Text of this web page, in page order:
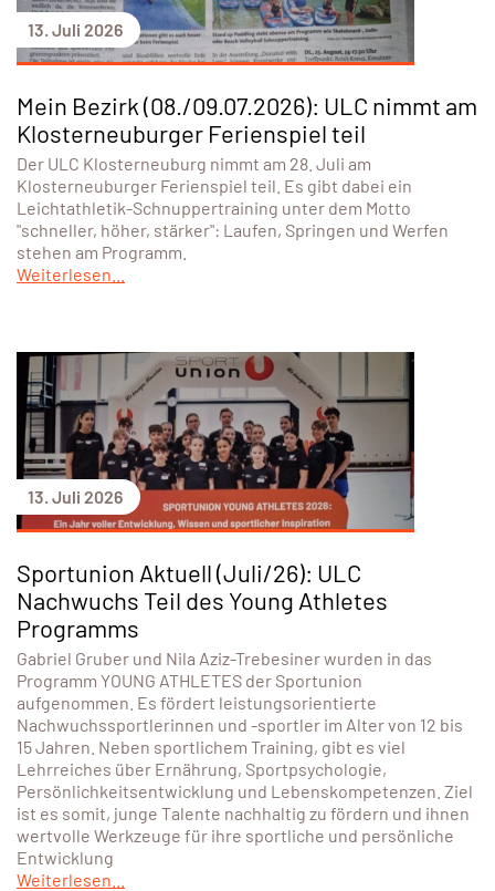
13. Juli 2026
Mein Bezirk (08./09.07.2026): ULC nimmt am
Klosterneuburger Ferienspiel teil
Der ULC Klosterneuburg nimmt am 28. Juli am
Klosterneuburger Ferienspiel teil. Es gibt dabei ein
Leichtathletik-Schnuppertraining unter dem Motto
"schneller, höher, stärker": Laufen, Springen und Werfen
stehen am Programm.
Weiterlesen...
13. Juli 2026
Sportunion Aktuell (Juli/26): ULC
Nachwuchs Teil des Young Athletes
Programms
Gabriel Gruber und Nila Aziz-Trebesiner wurden in das
Programm YOUNG ATHLETES der Sportunion
aufgenommen. Es fördert leistungsorientierte
Nachwuchssportlerinnen und -sportler im Alter von 12 bis
15 Jahren. Neben sportlichem Training, gibt es viel
Lehrreiches über Ernährung, Sportpsychologie,
Persönlichkeitsentwicklung und Lebenskompetenzen. Ziel
ist es somit, junge Talente nachhaltig zu fördern und ihnen
wertvolle Werkzeuge für ihre sportliche und persönliche
Entwicklung
Weiterlesen...